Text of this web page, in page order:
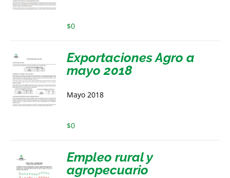
$0
Exportaciones Agro a
mayo 2018
Mayo 2018
$0
Empleo rural y
agropecuario